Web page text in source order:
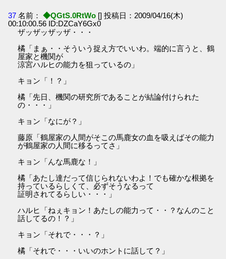
37 名前： ◆QGtS.0RtWo [] 投稿日：2009/04/16(木)
00:10:00.56 ID:DZCaY6Gx0
ザッザッザッザ・・・
橘「まぁ・・そういう捉え方でいいわ。端的に言うと、鶴
屋家と機関が
涼宮ハルヒの能力を狙っているの」
キョン「！？」
橘「先日、機関の研究所であることが結論付けられた
の・・・」
キョン「なにが？」
藤原「鶴屋家の人間がそこの馬鹿女の血を吸えばその能力
が鶴屋家の人間に移るってさ」
キョン「んな馬鹿な！」
橘「あたし達だって信じられないわよ！でも確かな根拠を
持っているらしくて、必ずそうなるって
証明されてるらしい・・・」
ハルヒ「ねぇキョン！あたしの能力って・・？なんのこと
話してるの！？」
キョン「それで・・・？」
橘「それで・・・いいのホントに話して？」